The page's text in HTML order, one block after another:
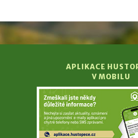
APLIKACE
V MOBILU